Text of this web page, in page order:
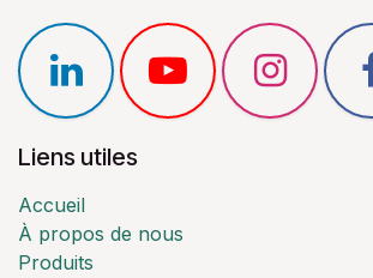
Liens utiles
Accueil
À propos de nous
Produits